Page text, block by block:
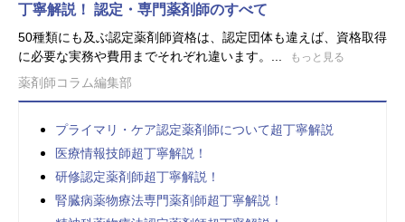
丁寧解説！ 認定・専門薬剤師のすべて
50種類にも及ぶ認定薬剤師資格は、認定団体も違えば、資格取得
に必要な実務や費用までそれぞれ違います。...
もっと見る
薬剤師コラム編集部
プライマリ・ケア認定薬剤師について超丁寧解説
医療情報技師超丁寧解説！
研修認定薬剤師超丁寧解説！
腎臓病薬物療法専門薬剤師超丁寧解説！